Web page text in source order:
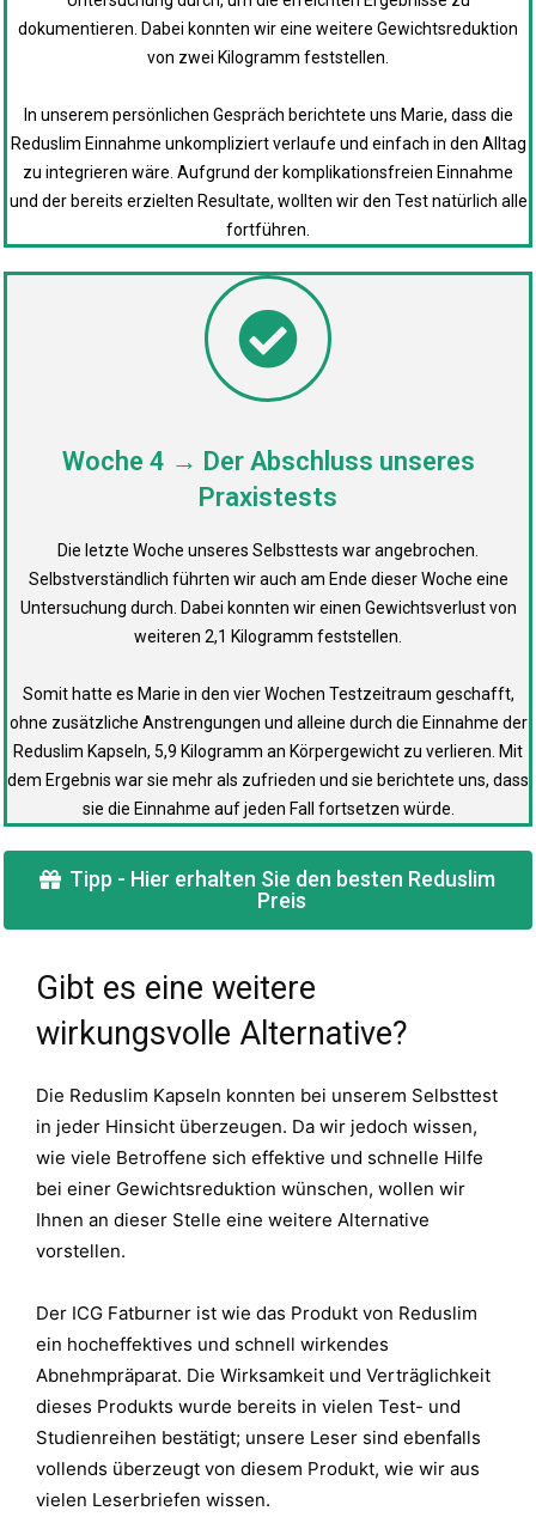
dokumentieren. Dabei konnten wir eine weitere Gewichtsreduktion
von zwei Kilogramm feststellen.
In unserem persönlichen Gespräch berichtete uns Marie, dass die
Reduslim Einnahme unkompliziert verlaufe und einfach in den Alltag
zu integrieren wäre. Aufgrund der komplikationsfreien Einnahme
und der bereits erzielten Resultate, wollten wir den Test natürlich alle
fortführen.
Woche 4 → Der Abschluss unseres
Praxistests
Die letzte Woche unseres Selbsttests war angebrochen.
Selbstverständlich führten wir auch am Ende dieser Woche eine
Untersuchung durch. Dabei konnten wir einen Gewichtsverlust von
weiteren 2,1 Kilogramm feststellen.
Somit hatte es Marie in den vier Wochen Testzeitraum geschafft,
ohne zusätzliche Anstrengungen und alleine durch die Einnahme der
Reduslim Kapseln, 5,9 Kilogramm an Körpergewicht zu verlieren. Mit
dem Ergebnis war sie mehr als zufrieden und sie berichtete uns, dass
sie die Einnahme auf jeden Fall fortsetzen würde.
Tipp - Hier erhalten Sie den besten Reduslim
Preis
Gibt es eine weitere
wirkungsvolle Alternative?
Die Reduslim Kapseln konnten bei unserem Selbsttest
in jeder Hinsicht überzeugen. Da wir jedoch wissen,
wie viele Betroffene sich effektive und schnelle Hilfe
bei einer Gewichtsreduktion wünschen, wollen wir
Ihnen an dieser Stelle eine weitere Alternative
vorstellen.
Der ICG Fatburner ist wie das Produkt von Reduslim
ein hocheffektives und schnell wirkendes
Abnehmpräparat. Die Wirksamkeit und Verträglichkeit
dieses Produkts wurde bereits in vielen Test- und
Studienreihen bestätigt; unsere Leser sind ebenfalls
vollends überzeugt von diesem Produkt, wie wir aus
vielen Leserbriefen wissen.